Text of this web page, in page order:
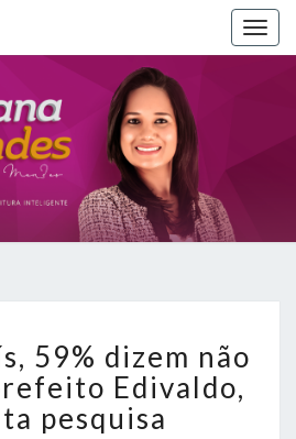
DALVANA
MENDES
Espaço De
Conteúdo
E Leitura
Inteligente
São
Luís,
59%
dizem
59% dizem não
Edivaldo,
pesquisa